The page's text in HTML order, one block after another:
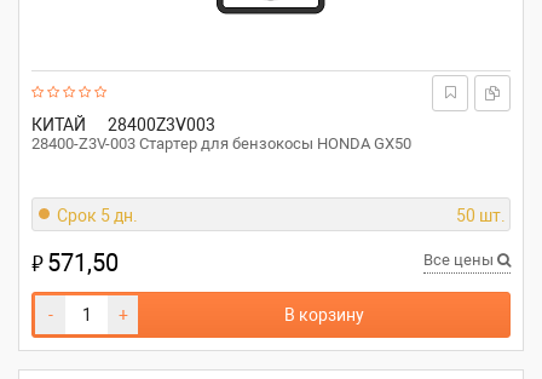
КИТАЙ 28400Z3V003
28400-Z3V-003 Стартер для бензокосы HONDA GX50
Срок 5 дн. 50 шт.
₽571,50 Все цены
- + В корзину